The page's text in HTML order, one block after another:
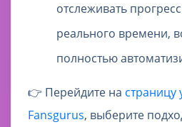
отслеживать
реального времени,
полностью
👉 Перейдите на страницу
Fansgurus, выберите